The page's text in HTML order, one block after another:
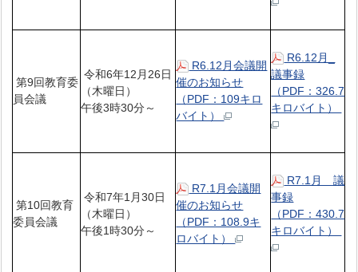
第9回教育委
員会議
令和6年12月26日
（木曜日）
午後3時30分～
R6.12月会議開
催のお知らせ
（PDF：109キロ
バイト）
R6.12月_
議事録
（PDF：326.7
キロバイト）
第10回教育
委員会議
令和7年1月30日
（木曜日）
午後1時30分～
R7.1月会議開
催のお知らせ
（PDF：108.9キ
ロバイト）
R7.1月 議
事録
（PDF：430.7
キロバイト）